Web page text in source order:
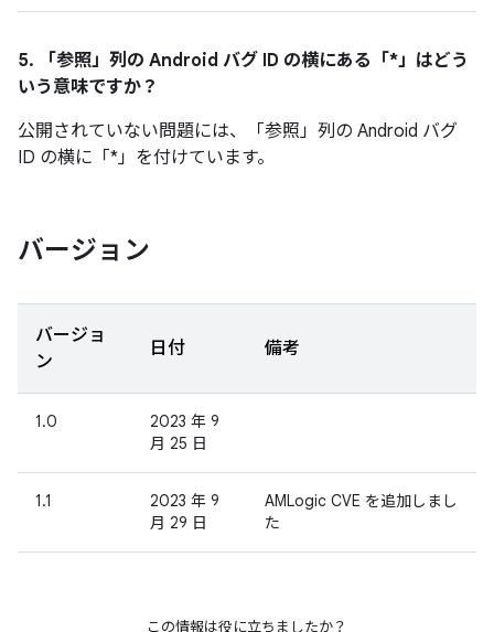
5. 「参照」 列の Android バグ ID の横にある「*」はどう
いう意味ですか？
公開されていない問題には、「参照」 列の Android バグ
ID の横に「*」を付けています。
バージョン
バージョ
ン
日付 備考
1.0
2023 年 9
月 25 日
1.1
2023 年 9
月 29 日
AMLogic CVE を追加しまし
た
この情報は役に立ちましたか？